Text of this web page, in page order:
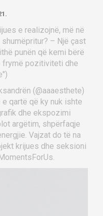
e realizojnë, më në
– Një çast
punën që kemi bërë
frymë pozitiviteti dhe
(@aaaesthete)
e qartë që ky nuk ishte
dhe ekspozimi
argëtim, shpërfaqje
Vajzat do të na
krijues dhe seksioni